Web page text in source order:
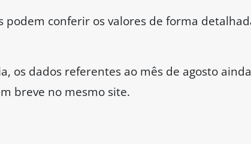
podem conferir os valores de forma
os dados referentes ao mês de agosto
breve no mesmo site.